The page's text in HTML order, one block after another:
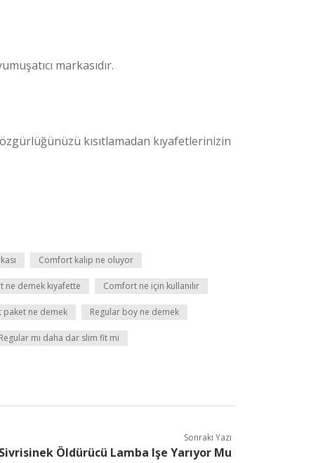
markasıdır.
kısıtlamadan kıyafetlerinizin
Comfort kalıp ne oluyor
ne demek kıyafette Comfort ne için kullanılır
paket ne demek Regular boy ne demek
Regular mı daha dar slim fit mi
Sonraki Yazı
Sivrisinek Öldürücü Lamba Işe Yarıyor Mu